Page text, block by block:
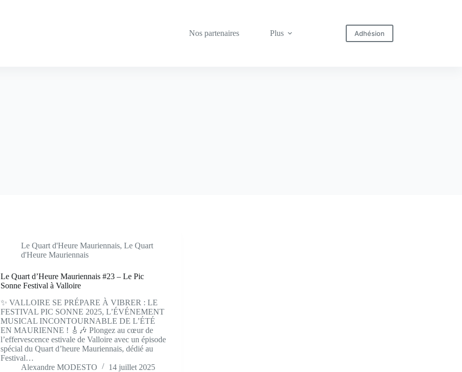
Nos partenaires Plus Adhésion
Le Quart d'Heure Mauriennais,Le Quart
d'Heure Mauriennais
Le Quart d’Heure Mauriennais #23 – Le Pic
Sonne Festival à Valloire
✨ VALLOIRE SE PRÉPARE À VIBRER : LE
FESTIVAL PIC SONNE 2025, L’ÉVÉNEMENT
MUSICAL INCONTOURNABLE DE L’ÉTÉ
EN MAURIENNE ! 🎸🎶 Plongez au cœur de
l’effervescence estivale de Valloire avec un épisode
spécial du Quart d’heure Mauriennais, dédié au
Festival…
Alexandre MODESTO
14 juillet 2025